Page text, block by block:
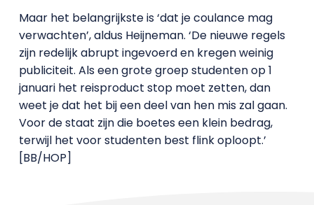
Maar het belangrijkste is ‘dat je coulance mag
verwachten’, aldus Heijneman. ‘De nieuwe regels
zijn redelijk abrupt ingevoerd en kregen weinig
publiciteit. Als een grote groep studenten op 1
januari het reisproduct stop moet zetten, dan
weet je dat het bij een deel van hen mis zal gaan.
Voor de staat zijn die boetes een klein bedrag,
terwijl het voor studenten best flink oploopt.’
[BB/HOP]